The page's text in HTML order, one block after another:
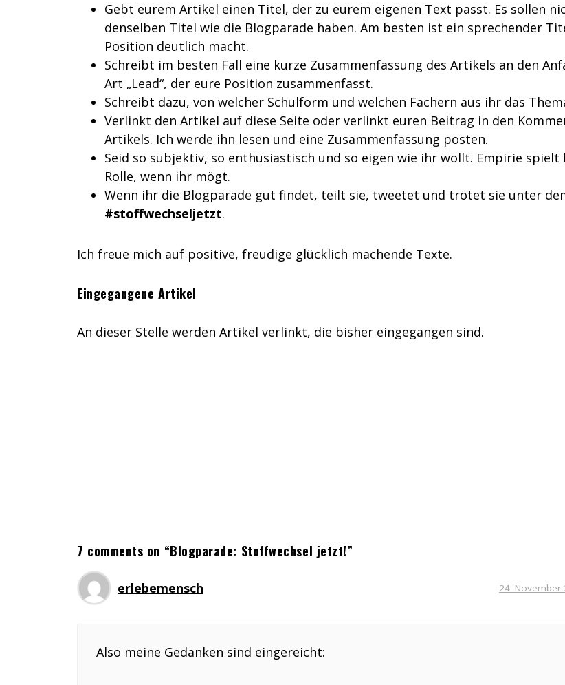
Gebt eurem Artikel einen Titel, der zu eurem eigenen Text passt. Es sollen
denselben Titel wie die Blogparade haben. Am besten ist ein sprechender
Position deutlich macht.
Schreibt im besten Fall eine kurze Zusammenfassung des Artikels an den
Art „Lead“, der eure Position zusammenfasst.
Schreibt dazu, von welcher Schulform und welchen Fächern aus ihr das
Verlinkt den Artikel auf diese Seite oder verlinkt euren Beitrag in den
Artikels. Ich werde ihn lesen und eine Zusammenfassung posten.
Seid so subjektiv, so enthusiastisch und so eigen wie ihr wollt. Empirie spielt
Rolle, wenn ihr mögt.
Wenn ihr die Blogparade gut findet, teilt sie, tweetet und trötet sie unter
#stoffwechseljetzt.
Ich freue mich auf positive, freudige glücklich machende Texte.
Eingegangene Artikel
An dieser Stelle werden Artikel verlinkt, die bisher eingegangen sind.
7 comments on “Blogparade: Stoffwechsel jetzt!”
erlebemensch 24. November
Also meine Gedanken sind eingereicht: